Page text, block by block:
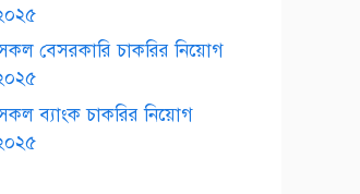
বেসরকারি চাকরির নিয়োগ
ব্যাংক চাকরির নিয়োগ